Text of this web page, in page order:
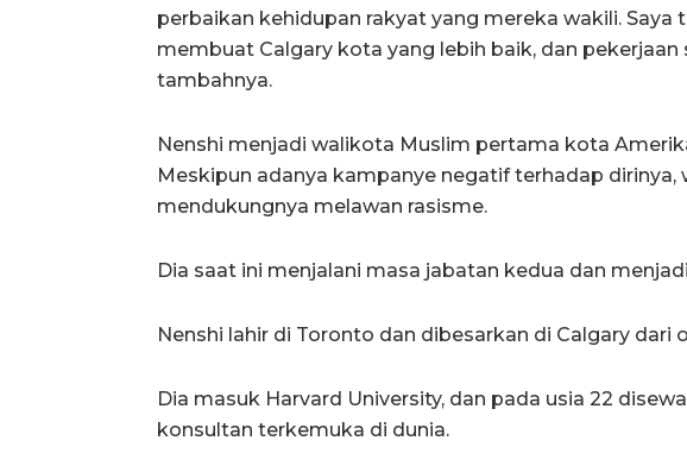
perbaikan kehidupan rakyat yang mereka wakili. Saya
membuat Calgary kota yang lebih baik, dan pekerjaan
tambahnya.
Nenshi menjadi walikota Muslim pertama kota
Meskipun adanya kampanye negatif terhadap dirinya,
mendukungnya melawan rasisme.
Dia saat ini menjalani masa jabatan kedua dan
Nenshi lahir di Toronto dan dibesarkan di Calgary dari
Dia masuk Harvard University, dan pada usia 22
konsultan terkemuka di dunia.